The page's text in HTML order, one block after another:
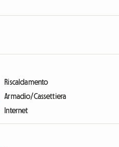
Riscaldamento
Armadio/Cassettiera
Internet